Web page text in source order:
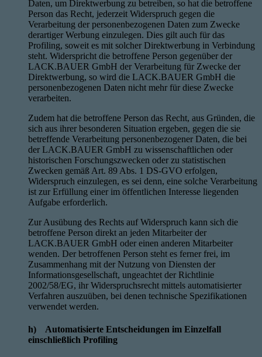
Daten, um Direktwerbung zu betreiben, so hat die betroffene
Person das Recht, jederzeit Widerspruch gegen die
Verarbeitung der personenbezogenen Daten zum Zwecke
derartiger Werbung einzulegen. Dies gilt auch für das
Profiling, soweit es mit solcher Direktwerbung in Verbindung
steht. Widerspricht die betroffene Person gegenüber der
LACK.BAUER GmbH der Verarbeitung für Zwecke der
Direktwerbung, so wird die LACK.BAUER GmbH die
personenbezogenen Daten nicht mehr für diese Zwecke
verarbeiten.
Zudem hat die betroffene Person das Recht, aus Gründen, die
sich aus ihrer besonderen Situation ergeben, gegen die sie
betreffende Verarbeitung personenbezogener Daten, die bei
der LACK.BAUER GmbH zu wissenschaftlichen oder
historischen Forschungszwecken oder zu statistischen
Zwecken gemäß Art. 89 Abs. 1 DS-GVO erfolgen,
Widerspruch einzulegen, es sei denn, eine solche Verarbeitung
ist zur Erfüllung einer im öffentlichen Interesse liegenden
Aufgabe erforderlich.
Zur Ausübung des Rechts auf Widerspruch kann sich die
betroffene Person direkt an jeden Mitarbeiter der
LACK.BAUER GmbH oder einen anderen Mitarbeiter
wenden. Der betroffenen Person steht es ferner frei, im
Zusammenhang mit der Nutzung von Diensten der
Informationsgesellschaft, ungeachtet der Richtlinie
2002/58/EG, ihr Widerspruchsrecht mittels automatisierter
Verfahren auszuüben, bei denen technische Spezifikationen
verwendet werden.
h) Automatisierte Entscheidungen im Einzelfall
einschließlich Profiling